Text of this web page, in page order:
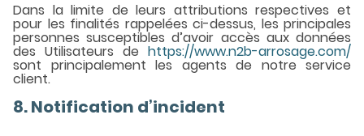
Dans la limite de leurs attributions respectives et
pour les finalités rappelées ci-dessus, les principales
personnes susceptibles d’avoir accès aux données
des Utilisateurs de https://www.n2b-arrosage.com/
sont principalement les agents de notre service
client.
8. Notification d’incident